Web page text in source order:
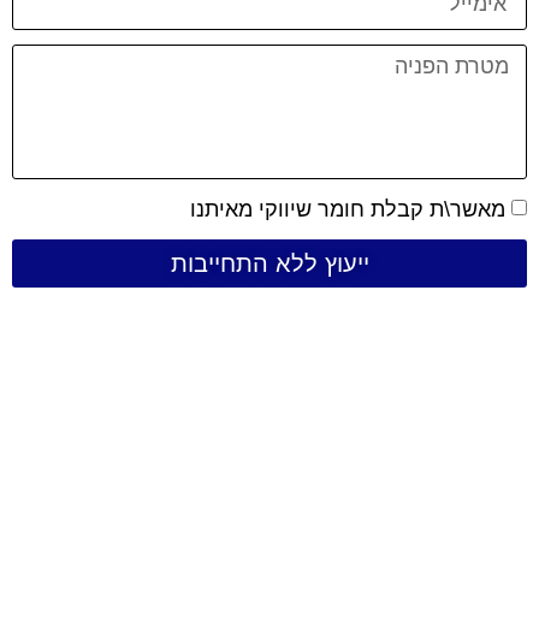
מאשר\ת קבלת חומר שיווקי מאיתנו
ייעוץ ללא התחייבות